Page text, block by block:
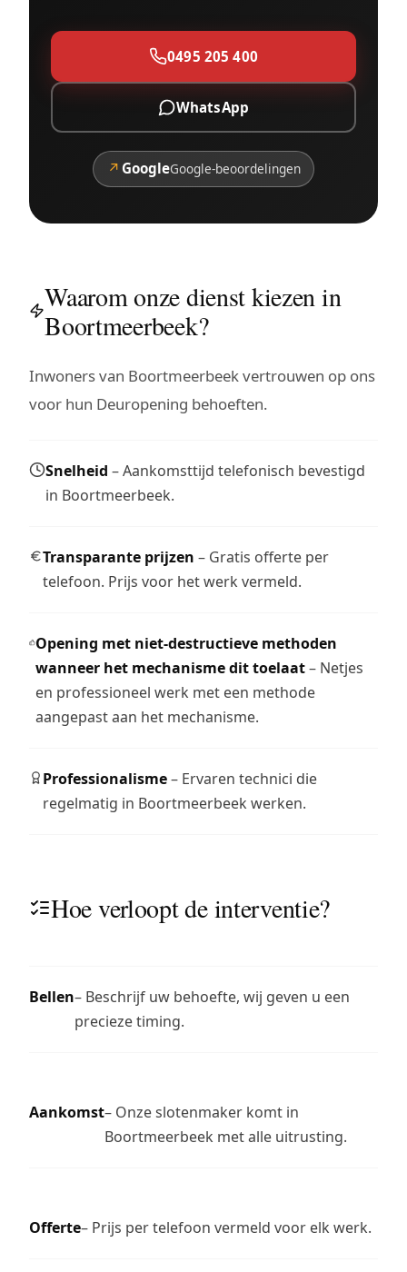
0495 205 400
WhatsApp
↗ GoogleGoogle-beoordelingen
Waarom onze dienst kiezen in
Boortmeerbeek?
Inwoners van Boortmeerbeek vertrouwen op ons
voor hun Deuropening behoeften.
Snelheid – Aankomsttijd telefonisch bevestigd
in Boortmeerbeek.
Transparante prijzen – Gratis offerte per
telefoon. Prijs voor het werk vermeld.
Opening met niet-destructieve methoden
wanneer het mechanisme dit toelaat– Netjes
en professioneel werk met een methode
aangepast aan het mechanisme.
Professionalisme– Ervaren technici die
regelmatig in Boortmeerbeek werken.
Hoe verloopt de interventie?
Bellen– Beschrijf uw behoefte, wij geven u een
precieze timing.
Aankomst– Onze slotenmaker komt in
Boortmeerbeek met alle uitrusting.
Offerte– Prijs per telefoon vermeld voor elk werk.